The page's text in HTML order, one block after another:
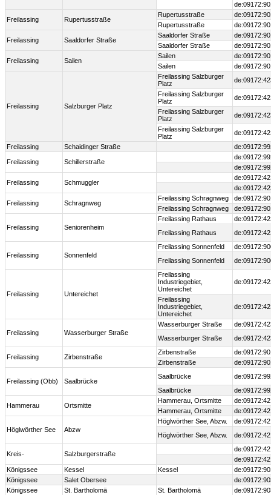
Freilassing Rupertusstraße
Rupertusstraße
Rupertusstraße
Freilassing Saaldorfer Straße
Saaldorfer Straße
Saaldorfer Straße
Freilassing Sailen
Sailen
Sailen
Freilassing Salzburger Platz
Freilassing Salzburger
Platz
Freilassing Salzburger
Platz
Freilassing Salzburger
Platz
Freilassing Salzburger
Platz
Freilassing
Schaidinger Straße
Freilassing Schillerstraße
Freilassing Schmuggler
Freilassing Schragnweg
Freilassing Schragnweg
Freilassing Schragnweg
Freilassing Seniorenheim
Freilassing Rathaus
Freilassing Rathaus
Freilassing Sonnenfeld
Freilassing Sonnenfeld
Freilassing Sonnenfeld
Freilassing Untereichet
Freilassing
Industriegebiet,
Untereichet
Freilassing
Industriegebiet,
Untereichet
Freilassing Wasserburger Straße
Wasserburger Straße
Wasserburger Straße
Freilassing Zirbenstraße
Zirbenstraße
Zirbenstraße
Freilassing (Obb) Saalbrücke
Saalbrücke
Saalbrücke
Hammerau Ortsmitte
Hammerau, Ortsmitte
Hammerau, Ortsmitte
Höglwörther See Abzw
Höglwörther See, Abzw.
Höglwörther See, Abzw.
Kreis- Salzburgerstraße
Königssee
Kessel Kessel
Königssee
Salet Obersee
Königssee
St. Bartholomä St. Bartholomä